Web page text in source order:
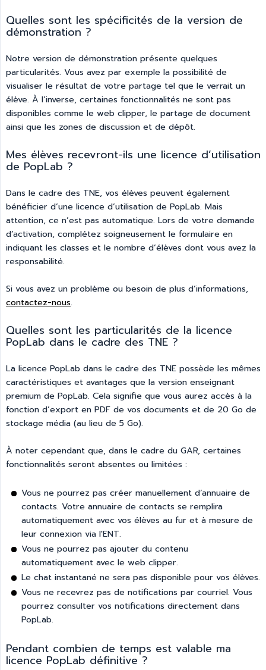
Quelles sont les spécificités de la version de
démonstration ?
Notre version de démonstration présente quelques
particularités. Vous avez par exemple la possibilité de
visualiser le résultat de votre partage tel que le verrait un
élève. À l’inverse, certaines fonctionnalités ne sont pas
disponibles comme le web clipper, le partage de document
ainsi que les zones de discussion et de dépôt.
Mes élèves recevront-ils une licence d’utilisation
de PopLab ?
Dans le cadre des TNE, vos élèves peuvent également
bénéficier d’une licence d’utilisation de PopLab. Mais
attention, ce n’est pas automatique. Lors de votre demande
d’activation, complétez soigneusement le formulaire en
indiquant les classes et le nombre d’élèves dont vous avez la
responsabilité.
Si vous avez un problème ou besoin de plus d’informations,
contactez-nous.
Quelles sont les particularités de la licence
PopLab dans le cadre des TNE ?
La licence PopLab dans le cadre des TNE possède les mêmes
caractéristiques et avantages que la version enseignant
premium de PopLab. Cela signifie que vous aurez accès à la
fonction d’export en PDF de vos documents et de 20 Go de
stockage média (au lieu de 5 Go).
À noter cependant que, dans le cadre du GAR, certaines
fonctionnalités seront absentes ou limitées :
Vous ne pourrez pas créer manuellement d’annuaire de
contacts. Votre annuaire de contacts se remplira
automatiquement avec vos élèves au fur et à mesure de
leur connexion via l'ENT.
Vous ne pourrez pas ajouter du contenu
automatiquement avec le web clipper.
Le chat instantané ne sera pas disponible pour vos élèves.
Vous ne recevrez pas de notifications par courriel. Vous
pourrez consulter vos notifications directement dans
PopLab.
Pendant combien de temps est valable ma
licence PopLab définitive ?